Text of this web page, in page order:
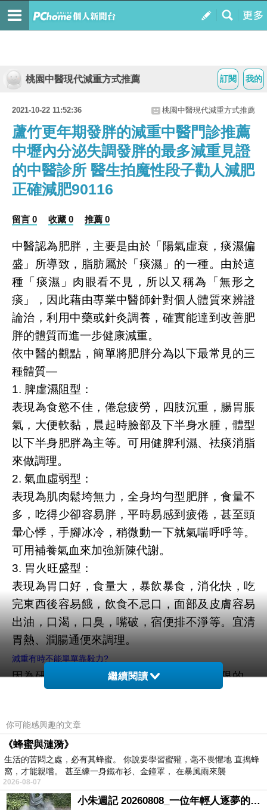
我的
訂閱
桃園中醫現代減重方式推薦
2021-10-22 11:52:36 桃園中醫現代減重方式推薦
蘆竹更年期發胖的減重中醫門診推薦
中壢內分泌失調發胖的最多減重見證
的中醫診所 醫生拍魔性段子勸人減肥
正確減肥90116
留言 0 收藏 0 推薦 0
中醫認為肥胖，主要是由於「陽氣虛衰，痰濕偏
盛」所導致，脂肪屬於「痰濕」的一種。由於這
種「痰濕」肉眼看不見，所以又稱為「無形之
痰」，因此藉由專業中醫師針對個人體質來辨證
論治，利用中藥或針灸調養，確實能達到改善肥
胖的體質而進一步健康減重。
依中醫的觀點，簡單將肥胖分為以下最常見的三
種體質—
1. 脾虛濕阻型：
表現為食慾不佳，倦怠疲勞，四肢沉重，腸胃脹
氣，大便軟黏，晨起時臉部及下半身水腫，體型
以下半身肥胖為主等。可用健脾利濕、袪痰消脂
來做調理。
2. 氣血虛弱型：
表現為肌肉鬆垮無力，全身均勻型肥胖，食量不
多，吃得少卻容易胖，平時易感到疲倦，甚至頭
暈心悸，手腳冰冷，稍微動一下就氣喘呼呼等。
可用補養氣血來加強新陳代謝。
3. 胃火旺盛型：
表現為胃口好，食量大，暴飲暴食，消化快，吃
完東西後容易餓，飲食不忌口，面部及皮膚容易
出油，口渴，口臭，嘴破，宿便排不淨等。宜清
胃熱、潤腸通便來調理。
減重有時不能單單靠毅力?
因為研究已經證明了每個人的意志力是有限的，
我們的肌肉會疲勞、會酸痛，我們無法用它來做
更多的其他活動。
想想，當我們的單位衝鋒陷陣、心力交瘁，回到
家裡看到小孩鬧、滿地狼藉的時候，你真的還有
多餘的意志力去少油少鹽的吃雞胸肉?
繼續閱讀
你可能感興趣的文章
《蜂蜜與漣漪》
生活的苦悶之處，必有其蜂蜜。 你說要學習蜜獾，毫不畏懼地 直搗蜂
窩，才能親嚐。 甚至練一身鐵布衫、金鐘罩， 在暴風雨來襲
2026-08-07
小朱週記 20260808_一位年輕人逐夢的真實故事